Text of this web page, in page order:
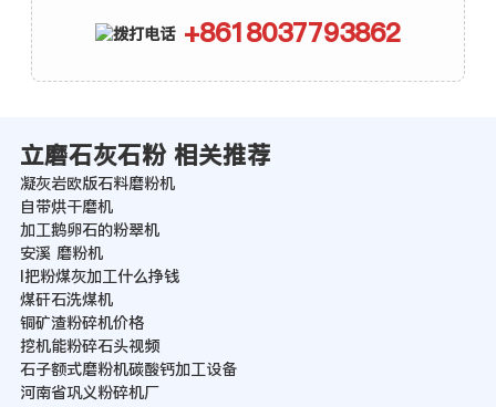
+8618037793862
立磨石灰石粉 相关推荐
凝灰岩欧版石料磨粉机
自带烘干磨机
加工鹅卵石的粉翠机
安溪 磨粉机
l把粉煤灰加工什么挣钱
煤矸石洗煤机
铜矿渣粉碎机价格
挖机能粉碎石头视频
石子额式磨粉机碳酸钙加工设备
河南省巩义粉碎机厂